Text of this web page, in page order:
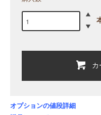
カ
オプションの値段詳細